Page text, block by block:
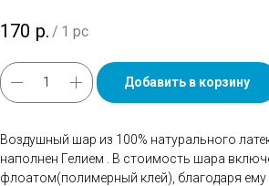
170 р. / 1 pc
Добавить в корзину
Воздушный шар из 100% натурального
наполнен Гелием . В стоимость шара
флоатом(полимерный клей), благодаря ему